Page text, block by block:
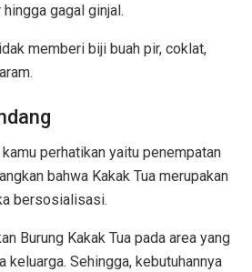
gagal ginjal.
memberi biji buah pir, coklat,
perhatikan yaitu penempatan
bahwa Kakak Tua merupakan
bersosialisasi.
Burung Kakak Tua pada area yang
Sehingga, kebutuhannya